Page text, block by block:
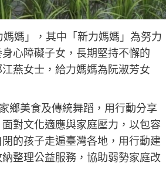
媽」，其中「新力媽媽」為努力
心障礙子女，長期堅持不懈的
燕女士，給力媽媽為阮淑芳女
鄉美食及傳統舞蹈，用行動分享
對文化適應與家庭壓力，以包容
的孩子走遍臺灣各地，用行動建
整理公益服務，協助弱勢家庭改